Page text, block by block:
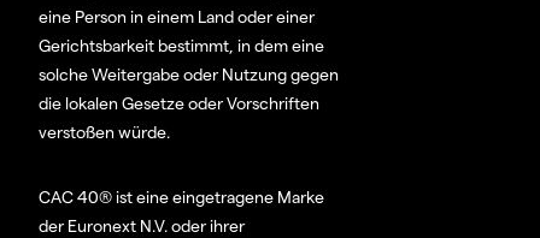
eine Person in einem Land oder einer
Gerichtsbarkeit bestimmt, in dem eine
solche Weitergabe oder Nutzung gegen
die lokalen Gesetze oder Vorschriften
verstoßen würde.
CAC 40® ist eine eingetragene Marke
der Euronext N.V. oder ihrer